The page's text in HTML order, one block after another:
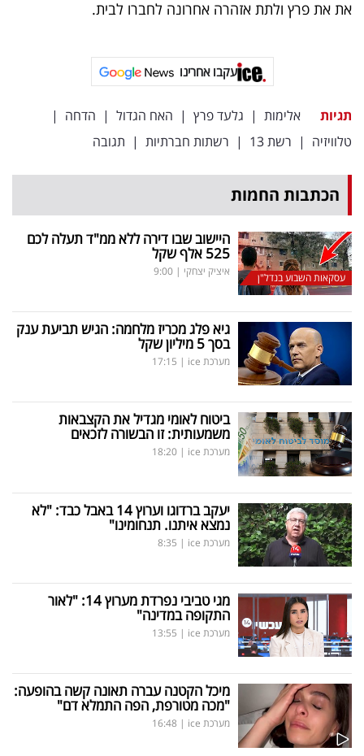
פרסמו
את את פרץ ולתת אזהרה אחרונה לחברו לבית.
עקבו אחרינו
תגיות אלימות | גלעד פרץ | האח הגדול | הדחה |
טלוויזיה | רשת 13 | רשתות חברתיות | תגובה
הכתבות החמות
עסקאות השבוע בנדל"ן
היישוב שבו דירה ללא ממ"ד תעלה לכם
525 אלף שקל
איציק יצחקי |
9:00
גיא פלג מכריז מלחמה: הגיש תביעת ענק
בסך 5 מיליון שקל
מערכת ice |
17:15
ביטוח לאומי מגדיל את הקצבאות
משמעותית: זו הבשורה לזכאים
מערכת ice |
18:20
יעקב ברדוגו וערוץ 14 באבל כבד: "לא
נמצא איתנו. תנחומינו"
מערכת ice |
8:35
מגי טביבי נפרדת מערוץ 14: "לאור
התקופה במדינה"
מערכת ice |
13:55
מיכל הקטנה עברה תאונה קשה בהופעה:
"מכה מטורפת, הפה התמלא דם"
מערכת ice |
16:48